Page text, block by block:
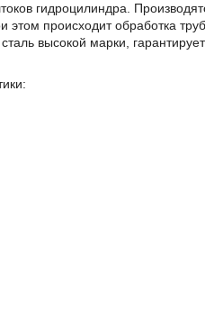
гидроцилиндра.
этом происходит обработка
высокой марки,